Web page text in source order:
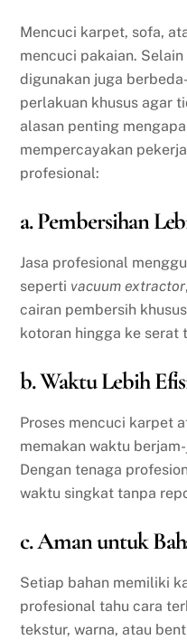
Mencuci karpet, sofa,
mencuci pakaian.
digunakan juga
perlakuan khusus agar
alasan penting
mempercayakan
profesional:
a. Pembersihan
Jasa profesional
seperti vacuum extractor
cairan pembersih
kotoran hingga ke serat
b. Waktu Lebih
Proses mencuci karpet
memakan waktu
Dengan tenaga
waktu singkat tanpa
c. Aman untuk
Setiap bahan memiliki
profesional tahu cara
tekstur, warna, atau